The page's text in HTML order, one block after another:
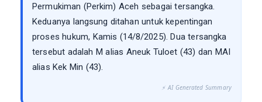
Permukiman (Perkim) Aceh sebagai tersangka.
Keduanya langsung ditahan untuk kepentingan
proses hukum, Kamis (14/8/2025). Dua tersangka
tersebut adalah M alias Aneuk Tuloet (43) dan MAI
alias Kek Min (43).
⚡ AI Generated Summary